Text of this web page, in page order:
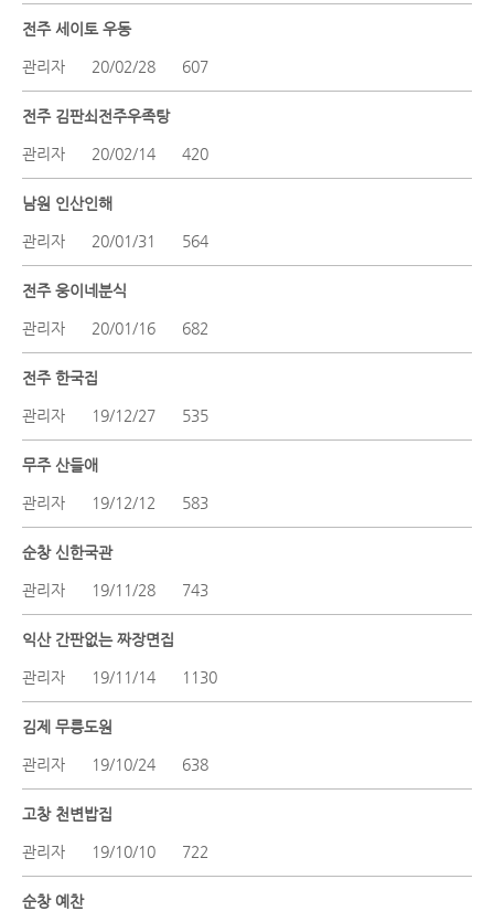
전주 세이토 우동
관리자 20/02/28 607
전주 김판쇠전주우족탕
관리자 20/02/14 420
남원 인산인해
관리자 20/01/31 564
전주 웅이네분식
관리자 20/01/16 682
전주 한국집
관리자 19/12/27 535
무주 산들애
관리자 19/12/12 583
순창 신한국관
관리자 19/11/28 743
익산 간판없는 짜장면집
관리자 19/11/14 1130
김제 무릉도원
관리자 19/10/24 638
고창 천변밥집
관리자 19/10/10 722
순창 예찬